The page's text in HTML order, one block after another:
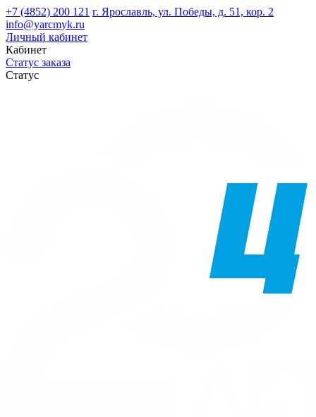
+7 (4852) 200 121 г. Ярославль, ул. Победы, д. 51, кор. 2
info@yarcmyk.ru
Личный кабинет
Кабинет
Статус заказа
Статус